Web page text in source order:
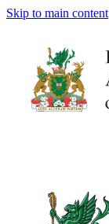
Skip to main content